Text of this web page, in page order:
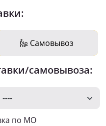
Самовывоз
самовывоза:
по МО